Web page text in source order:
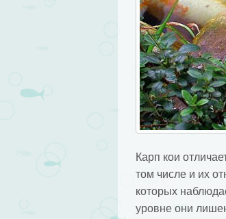
Карп кои
том числе и их
которых
уровне они